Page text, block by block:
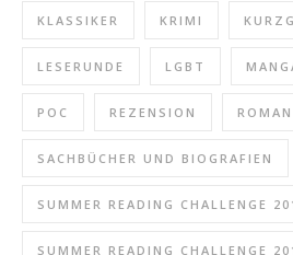
KLASSIKER KRIMI
LESERUNDE LGBT
POC REZENSION
SACHBÜCHER UND BIOGRAFIEN
SUMMER READING CHALLENGE
SUMMER READING CHALLENGE